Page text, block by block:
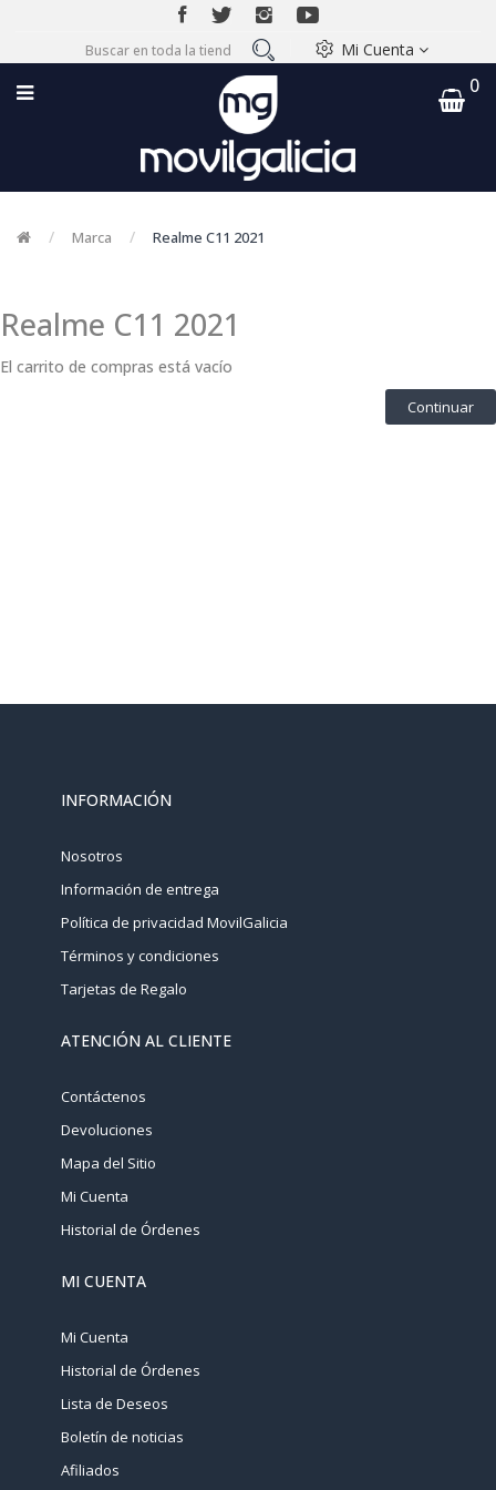
Mi Cuenta
0
Marca Realme C11 2021
Realme C11 2021
El carrito de compras está vacío
Continuar
INFORMACIÓN
Nosotros
Información de entrega
Política de privacidad MovilGalicia
Términos y condiciones
Tarjetas de Regalo
ATENCIÓN AL CLIENTE
Contáctenos
Devoluciones
Mapa del Sitio
Mi Cuenta
Historial de Órdenes
MI CUENTA
Mi Cuenta
Historial de Órdenes
Lista de Deseos
Boletín de noticias
Afiliados